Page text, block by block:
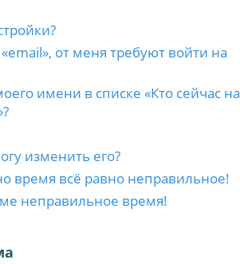
от меня требуют войти на
имени в списке «Кто сейчас на
изменить его?
время всё равно неправильное!
неправильное время!